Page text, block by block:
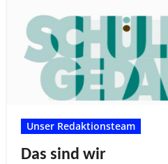
Unser Redaktionsteam
Das sind wir